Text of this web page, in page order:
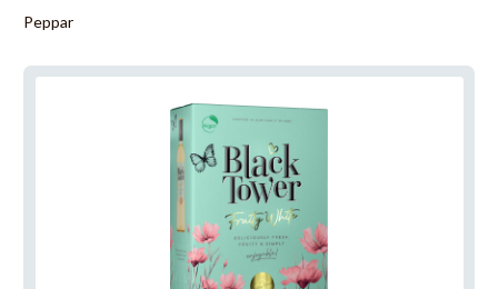
Peppar